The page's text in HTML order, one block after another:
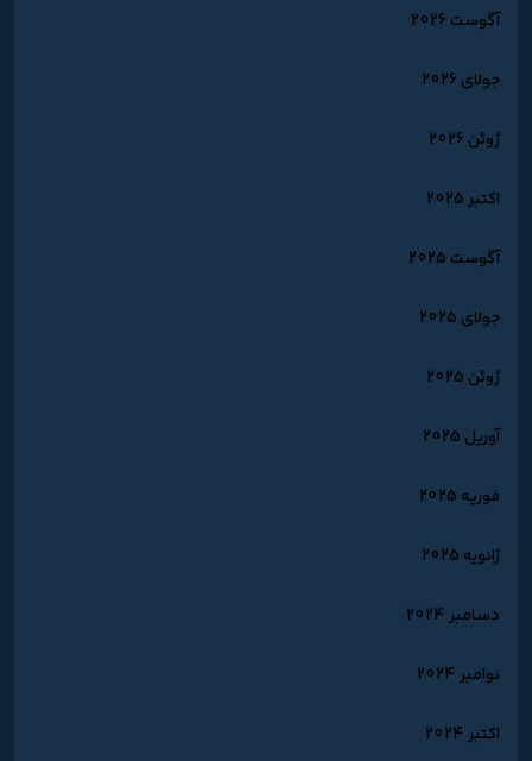
آگوست 2026
جولای 2026
ژوئن 2026
اکتبر 2025
آگوست 2025
جولای 2025
ژوئن 2025
آوریل 2025
فوریه 2025
ژانویه 2025
دسامبر 2024
نوامبر 2024
اکتبر 2024